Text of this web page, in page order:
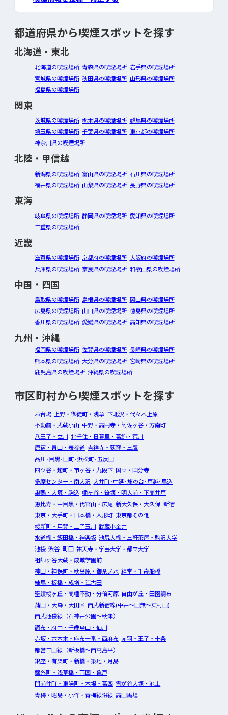
都道府県から喫煙スポットを探す
北海道・東北
北海道の喫煙場所 青森県の喫煙場所 岩手県の喫煙場所
宮城県の喫煙場所 秋田県の喫煙場所 山形県の喫煙場所
福島県の喫煙場所
関東
茨城県の喫煙場所 栃木県の喫煙場所 群馬県の喫煙場所
埼玉県の喫煙場所 千葉県の喫煙場所 東京都の喫煙場所
神奈川県の喫煙場所
北陸・甲信越
新潟県の喫煙場所 富山県の喫煙場所 石川県の喫煙場所
福井県の喫煙場所 山梨県の喫煙場所 長野県の喫煙場所
東海
岐阜県の喫煙場所 静岡県の喫煙場所 愛知県の喫煙場所
三重県の喫煙場所
近畿
滋賀県の喫煙場所 京都府の喫煙場所 大阪府の喫煙場所
兵庫県の喫煙場所 奈良県の喫煙場所 和歌山県の喫煙場所
中国・四国
鳥取県の喫煙場所 島根県の喫煙場所 岡山県の喫煙場所
広島県の喫煙場所 山口県の喫煙場所 徳島県の喫煙場所
香川県の喫煙場所 愛媛県の喫煙場所 高知県の喫煙場所
九州・沖縄
福岡県の喫煙場所 佐賀県の喫煙場所 長崎県の喫煙場所
熊本県の喫煙場所 大分県の喫煙場所 宮崎県の喫煙場所
鹿児島県の喫煙場所 沖縄県の喫煙場所
市区町村から喫煙スポットを探す
お台場 上野・御徒町・浅草 下北沢・代々木上原
不動前・武蔵小山 中野・高円寺・阿佐ヶ谷・方南町
八王子・立川 北千住・日暮里・葛飾・荒川
原宿・青山・表参道 吉祥寺・荻窪・三鷹
品川･目黒･田町･浜松町･五反田
四ツ谷・麹町・市ヶ谷・九段下 国立・国分寺
多摩センター・南大沢 大井町･中延･旗の台･戸越･馬込
巣鴨・大塚・駒込 幡ヶ谷・笹塚・明大前・下高井戸
恵比寿・中目黒・代官山・広尾 新大久保・大久保 新宿
東京・大手町・日本橋・人形町 東京都その他
桜新町・用賀・二子玉川 武蔵小金井
水道橋・飯田橋・神楽坂 池尻大橋・三軒茶屋・駒沢大学
池袋 渋谷 町田 祐天寺・学芸大学・都立大学
祖師ヶ谷大蔵・成城学園前
神田・神保町・秋葉原・御茶ノ水 経堂・千歳船橋
練馬・板橋・成増・江古田
聖蹟桜ヶ丘・高幡不動・分倍河原 自由が丘・田園調布
蒲田・大森・大田区 西武新宿線(中井～田無～東村山)
西武池袋線（石神井公園～秋津）
調布・府中・千歳烏山・仙川
赤坂・六本木・麻布十番・西麻布 赤羽・王子・十条
都営三田線（新板橋～西高島平）
銀座・有楽町・新橋・築地・月島
錦糸町・浅草橋・両国・亀戸
門前仲町・東陽町・木場・葛西 雪が谷大塚・池上
青梅・昭島・小作・青梅線沿線 高田馬場